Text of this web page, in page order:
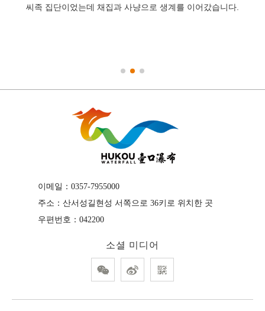
씨족 집단이었는데 채집과 사냥으로 생계를 이어갔습니다.
이메일： 0357-7955000
주소： 산서성길현성 서쪽으로 36키로 위치한 곳
우편번호： 042200
소셜 미디어
  